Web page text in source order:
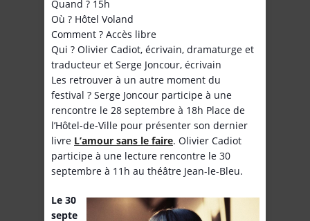
Quand ? 15h
Où ? Hôtel Voland
Comment ? Accès libre
Qui ? Olivier Cadiot, écrivain, dramaturge et
traducteur et Serge Joncour, écrivain
Les retrouver à un autre moment du
festival ? Serge Joncour participe à une
rencontre le 28 septembre à 18h Place de
l’Hôtel-de-Ville pour présenter son dernier
livre L’amour sans le faire. Olivier Cadiot
participe à une lecture rencontre le 30
septembre à 11h au théâtre Jean-le-Bleu.
Le 30
septe